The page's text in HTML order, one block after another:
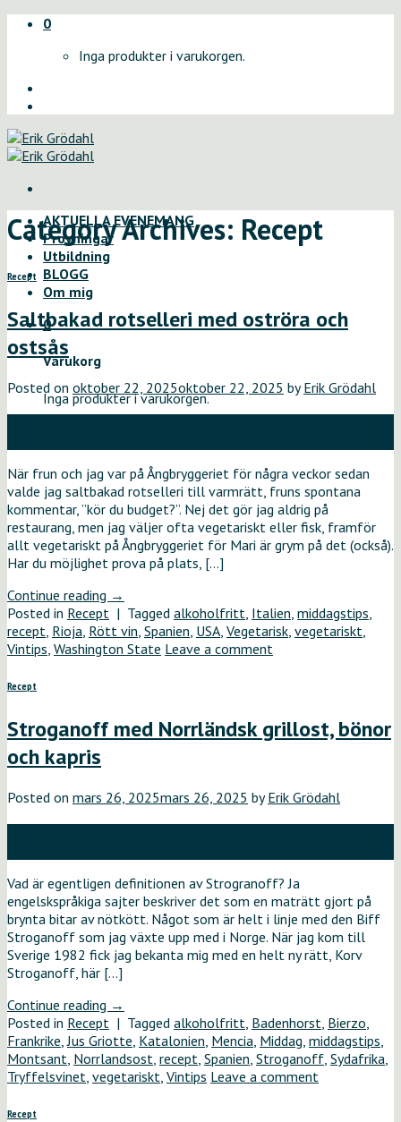
Skip
0
Inga produkter i varukorgen.
AKTUELLA EVENEMANG
Provningar
Utbildning
BLOGG
Om mig
0
Varukorg
Inga produkter i varukorgen.
Category Archives: Recept
Recept
Saltbakad rotselleri med oströra och
ostsås
Posted on oktober 22, 2025oktober 22, 2025 byErik Grödahl
När frun och jag var på Ångbryggeriet för några veckor sedan
valde jag saltbakad rotselleri till varmrätt, fruns spontana
kommentar, ”kör du budget?”. Nej det gör jag aldrig på
restaurang, men jag väljer ofta vegetariskt eller fisk, framför
allt vegetariskt på Ångbryggeriet för Mari är grym på det (också).
Har du möjlighet prova på plats, […]
Continue reading →
Posted in Recept | Tagged alkoholfritt, Italien, middagstips,
recept, Rioja, Rött vin, Spanien, USA, Vegetarisk, vegetariskt,
Vintips, Washington State Leave a comment
Recept
Stroganoff med Norrländsk grillost, bönor
och kapris
Posted on mars 26, 2025mars 26, 2025 byErik Grödahl
Vad är egentligen definitionen av Strogranoff? Ja
engelskspråkiga sajter beskriver det som en maträtt gjort på
brynta bitar av nötkött. Något som är helt i linje med den Biff
Stroganoff som jag växte upp med i Norge. När jag kom till
Sverige 1982 fick jag bekanta mig med en helt ny rätt, Korv
Stroganoff, här […]
Continue reading →
Posted in Recept | Tagged alkoholfritt, Badenhorst, Bierzo,
Frankrike,Jus Griotte, Katalonien, Mencia, Middag, middagstips,
Montsant, Norrlandsost, recept, Spanien, Stroganoff, Sydafrika,
Tryffelsvinet, vegetariskt, Vintips Leave a comment
Recept